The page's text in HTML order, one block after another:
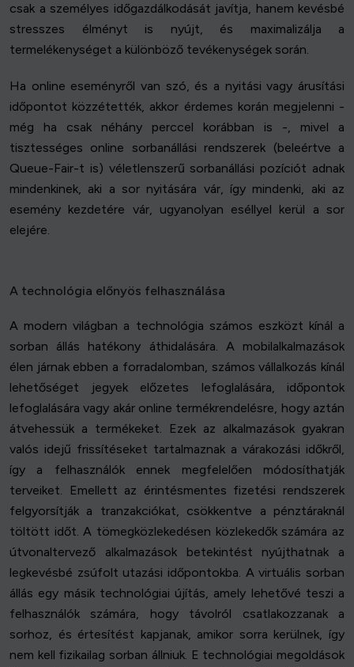
csak a személyes időgazdálkodását javítja, hanem kevésbé
stresszes élményt is nyújt, és maximalizálja a
termelékenységet a különböző tevékenységek során.
Ha online eseményről van szó, és a nyitási vagy árusítási
időpontot közzétették, akkor érdemes korán megjelenni -
még ha csak néhány perccel korábban is -, mivel a
tisztességes online sorbanállási rendszerek (beleértve a
Queue-Fair-t is) véletlenszerű sorbanállási pozíciót adnak
mindenkinek, aki a sor nyitására vár, így mindenki, aki az
esemény kezdetére vár, ugyanolyan eséllyel kerül a sor
elejére.
A technológia előnyös felhasználása
A modern világban a technológia számos eszközt kínál a
sorban állás hatékony áthidalására. A mobilalkalmazások
élen járnak ebben a forradalomban, számos vállalkozás kínál
lehetőséget jegyek előzetes lefoglalására, időpontok
lefoglalására vagy akár online termékrendelésre, hogy aztán
átvehessük a termékeket. Ezek az alkalmazások gyakran
valós idejű frissítéseket tartalmaznak a várakozási időkről,
így a felhasználók ennek megfelelően módosíthatják
terveiket. Emellett az érintésmentes fizetési rendszerek
felgyorsítják a tranzakciókat, csökkentve a pénztáraknál
töltött időt. A tömegközlekedésen közlekedők számára az
útvonaltervező alkalmazások betekintést nyújthatnak a
legkevésbé zsúfolt utazási időpontokba. A virtuális sorban
állás egy másik technológiai újítás, amely lehetővé teszi a
felhasználók számára, hogy távolról csatlakozzanak a
sorhoz, és értesítést kapjanak, amikor sorra kerülnek, így
nem kell fizikailag sorban állniuk. E technológiai megoldások